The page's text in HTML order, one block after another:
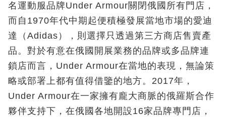
名運動服品牌Under Armour關閉俄國所有門店，
而自1970年代中期起便積極發展當地市場的愛迪
達（Adidas），則選擇只透過第三方商店售賣產
品。對於有意在俄國開展業務的品牌或多品牌連
鎖店而言，Under Armour在當地的表現，無論策
略或部署上都有值得借鑒的地方。2017年，
Under Armour在一家擁有龐大商脈的俄羅斯合作
夥伴支持下，在俄國各地開設16家品牌專門店，